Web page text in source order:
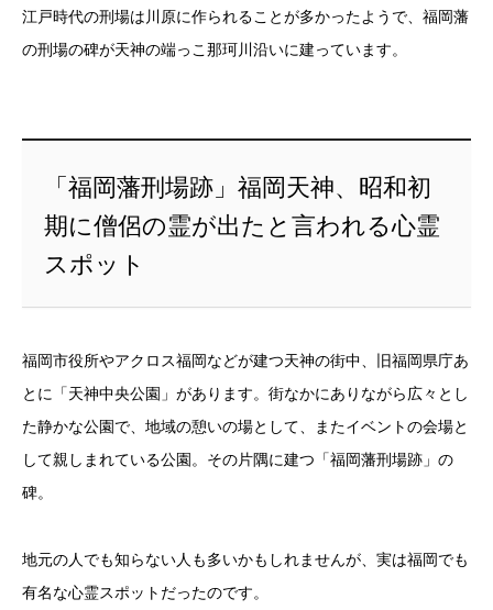
江戸時代の刑場は川原に作られることが多かったようで、福岡藩
の刑場の碑が天神の端っこ那珂川沿いに建っています。
「福岡藩刑場跡」福岡天神、昭和初
期に僧侶の霊が出たと言われる心霊
スポット
福岡市役所やアクロス福岡などが建つ天神の街中、旧福岡県庁あ
とに「天神中央公園」があります。街なかにありながら広々とし
た静かな公園で、地域の憩いの場として、またイベントの会場と
して親しまれている公園。その片隅に建つ「福岡藩刑場跡」の
碑。
地元の人でも知らない人も多いかもしれませんが、実は福岡でも
有名な心霊スポットだったのです。